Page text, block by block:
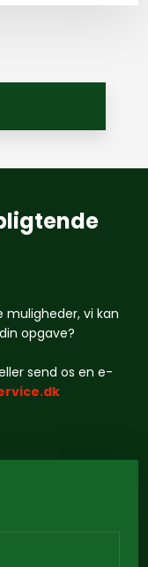
vi kan
opgave?
send os en e-